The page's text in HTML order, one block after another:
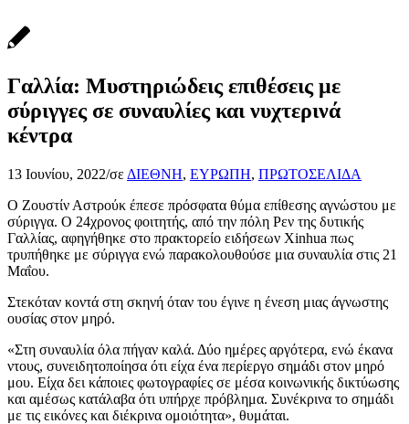
Γαλλία: Μυστηριώδεις επιθέσεις με
σύριγγες σε συναυλίες και νυχτερινά
κέντρα
13 Ιουνίου, 2022/σε ΔΙΕΘΝΗ, ΕΥΡΩΠΗ, ΠΡΩΤΟΣΕΛΙΔΑ
Ο Ζουστίν Αστρούκ έπεσε πρόσφατα θύμα επίθεσης αγνώστου με
σύριγγα. Ο 24χρονος φοιτητής, από την πόλη Ρεν της δυτικής
Γαλλίας, αφηγήθηκε στο πρακτορείο ειδήσεων Xinhua πως
τρυπήθηκε με σύριγγα ενώ παρακολουθούσε μια συναυλία στις 21
Μαΐου.
Στεκόταν κοντά στη σκηνή όταν του έγινε η ένεση μιας άγνωστης
ουσίας στον μηρό.
«Στη συναυλία όλα πήγαν καλά. Δύο ημέρες αργότερα, ενώ έκανα
ντους, συνειδητοποίησα ότι είχα ένα περίεργο σημάδι στον μηρό
μου. Είχα δει κάποιες φωτογραφίες σε μέσα κοινωνικής δικτύωσης
και αμέσως κατάλαβα ότι υπήρχε πρόβλημα. Συνέκρινα το σημάδι
με τις εικόνες και διέκρινα ομοιότητα», θυμάται.